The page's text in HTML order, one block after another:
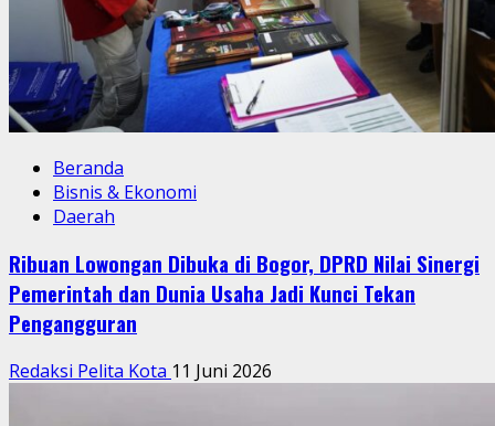
Beranda
Bisnis & Ekonomi
Daerah
Ribuan Lowongan Dibuka di Bogor, DPRD Nilai Sinergi
Pemerintah dan Dunia Usaha Jadi Kunci Tekan
Pengangguran
Redaksi Pelita Kota 11 Juni 2026